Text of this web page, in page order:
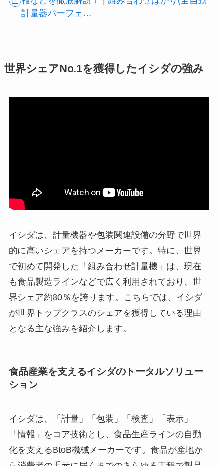
計量器パーフェ…
世界シェアNo.1を獲得したイシダの強み
イシダは、計量機器や包装関連設備の分野で世界
的に高いシェアを持つメーカーです。特に、世界
で初めて開発した「組み合わせ計量機」は、現在
も食品製造ラインなどで広く利用されており、世
界シェア約80％を誇ります。こちらでは、イシダ
が世界トップクラスのシェアを獲得している理由
となる主な強みを紹介します。
食品産業を支えるイシダのトータルソリュー
ション
イシダは、「計量」「包装」「検査」「表示」
「情報」をコア技術とし、食品生産ラインの自動
化を支えるBtoB機械メーカーです。食品が産地か